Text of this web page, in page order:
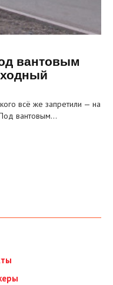
вантовым
всё же запретили — на
вантовым…